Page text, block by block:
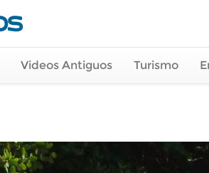
Videos Antiguos Turismo